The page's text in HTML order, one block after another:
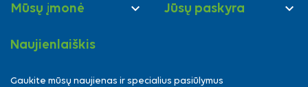
Mūsų įmonė  Jūsų paskyra 
Naujienlaiškis
Gaukite mūsų naujienas ir specialius pasiūlymus